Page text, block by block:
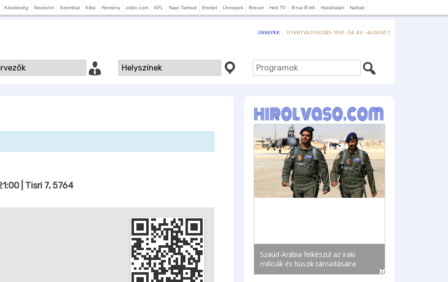
Kisebbség Neokohn Szombat Kibic Remény zsido.com APL Napi Talmud Eredet Ünnepek Breuer Heti TV B'nai B'rith Határtalan Naftali
ÜNNEPEK GYERTYAGYÚJTÁS: 19:51 · 24. ÁV · AUGUST 7
| Tisri 7, 5764